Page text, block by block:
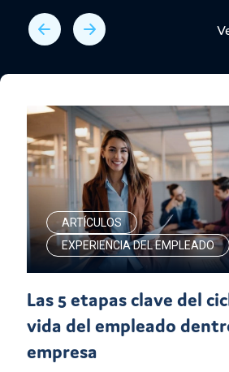
ARTÍCULOS
EXPERIENCIA DEL EMPLEADO
Las 5 etapas clave del
vida del empleado
empresa